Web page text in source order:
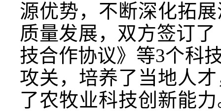
源优势，不断深化拓
质量发展，双方签订
技合作协议》等3个科
攻关，培养了当地人
了农牧业科技创新能